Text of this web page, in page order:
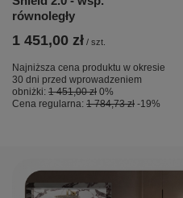
równoległy
1 451,00 zł / szt.
Najniższa cena produktu w okresie
30 dni przed wprowadzeniem
obniżki: 1 451,00 zł 0%
Cena regularna: 1 784,73 zł -19%